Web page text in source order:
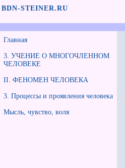
BDN-STEINER.RU
Главная
3. УЧЕНИЕ О МНОГОЧЛЕННОМ
ЧЕЛОВЕКЕ
II. ФЕНОМЕН ЧЕЛОВЕКА
3. Процессы и проявления человека
Мысль, чувство, воля